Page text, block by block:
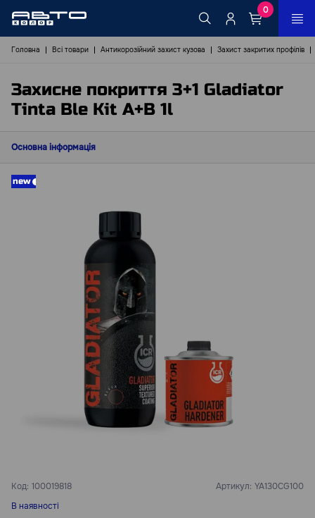
0
Головна Всі товари Антикорозійний захист кузова Захист закритих профілів
Захисне покриття 3+1 Gladiator
Tinta Ble Kit A+B 1l
Основна інформація
new
Код: 100019818 Артикул: YA130CG100
В наявності